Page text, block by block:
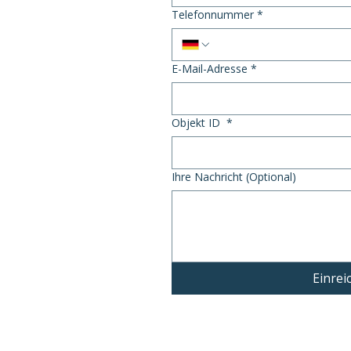
Telefonnummer *
E-Mail-Adresse *
Objekt ID *
Ihre Nachricht (Optional)